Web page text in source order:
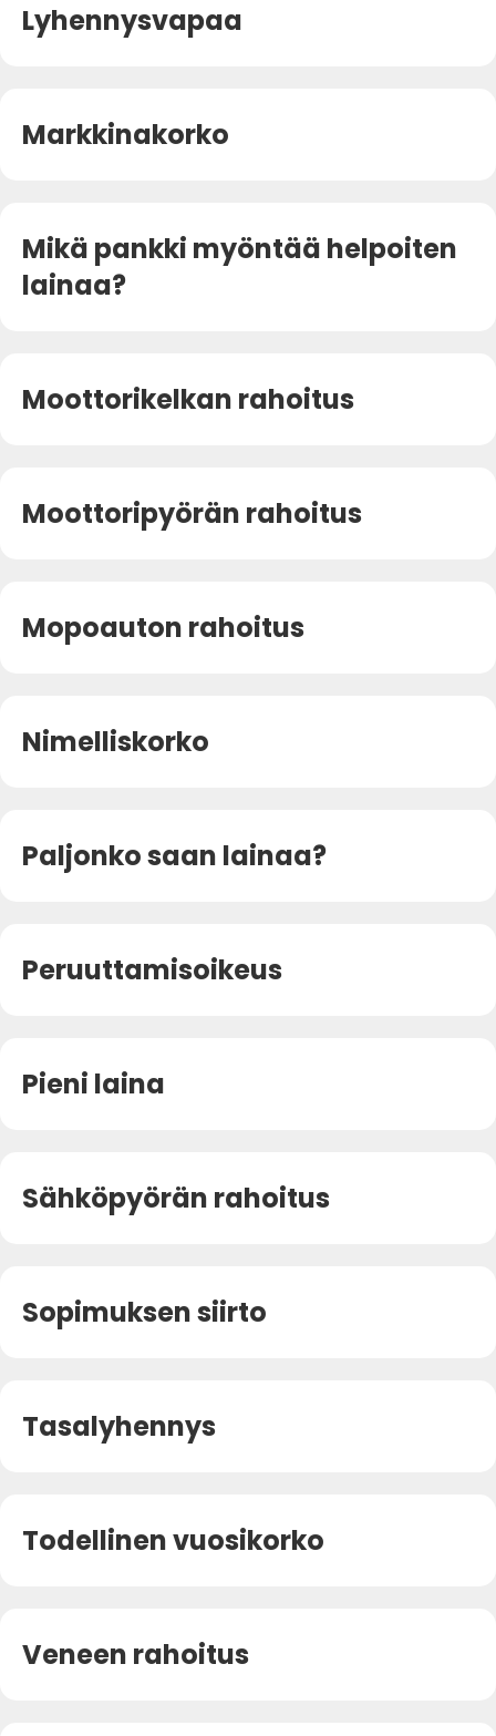
Lyhennysvapaa
Markkinakorko
Mikä pankki myöntää helpoiten
lainaa?
Moottorikelkan rahoitus
Moottoripyörän rahoitus
Mopoauton rahoitus
Nimelliskorko
Paljonko saan lainaa?
Peruuttamisoikeus
Pieni laina
Sähköpyörän rahoitus
Sopimuksen siirto
Tasalyhennys
Todellinen vuosikorko
Veneen rahoitus